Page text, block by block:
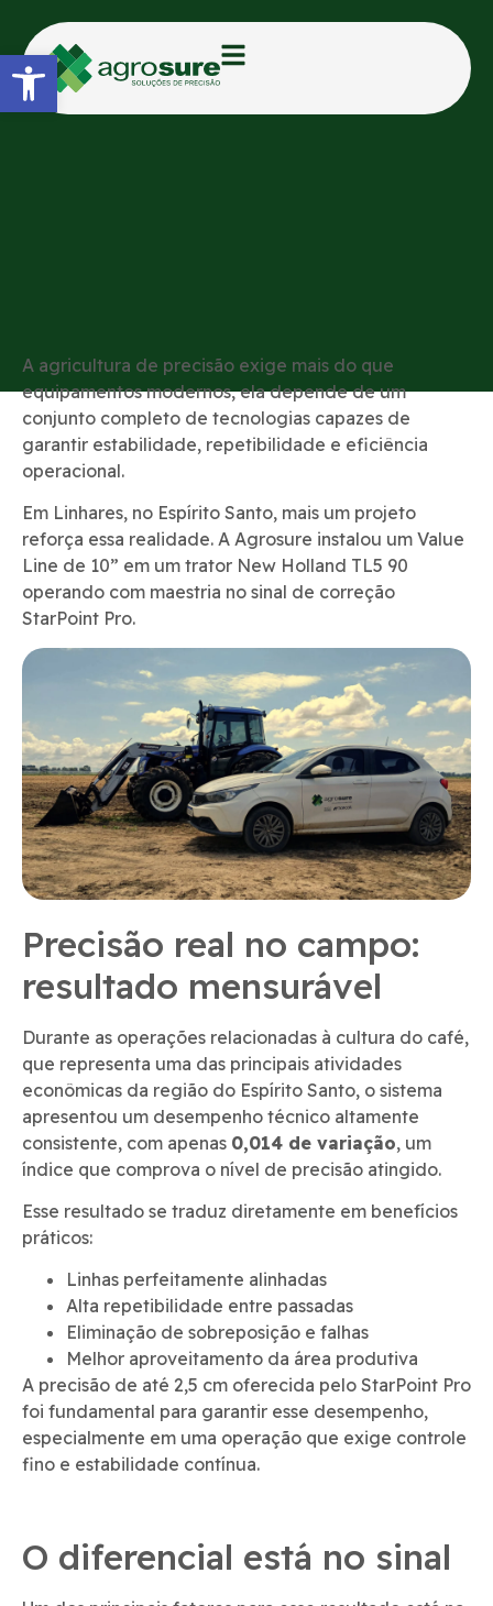
A agricultura de precisão exige mais do que
equipamentos modernos, ela depende de um
conjunto completo de tecnologias capazes de
garantir estabilidade, repetibilidade e eficiência
operacional.
Em Linhares, no Espírito Santo, mais um projeto
reforça essa realidade. A Agrosure instalou um Value
Line de 10” em um trator New Holland TL5 90
operando com maestria no sinal de correção
StarPoint Pro.
Precisão real no campo:
resultado mensurável
Durante as operações relacionadas à cultura do café,
que representa uma das principais atividades
econômicas da região do Espírito Santo, o sistema
apresentou um desempenho técnico altamente
consistente, com apenas 0,014 de variação, um
índice que comprova o nível de precisão atingido.
Esse resultado se traduz diretamente em benefícios
práticos:
Linhas perfeitamente alinhadas
Alta repetibilidade entre passadas
Eliminação de sobreposição e falhas
Melhor aproveitamento da área produtiva
A precisão de até 2,5 cm oferecida pelo StarPoint Pro
foi fundamental para garantir esse desempenho,
especialmente em uma operação que exige controle
fino e estabilidade contínua.
O diferencial está no sinal
Abrir a barra de ferramentas